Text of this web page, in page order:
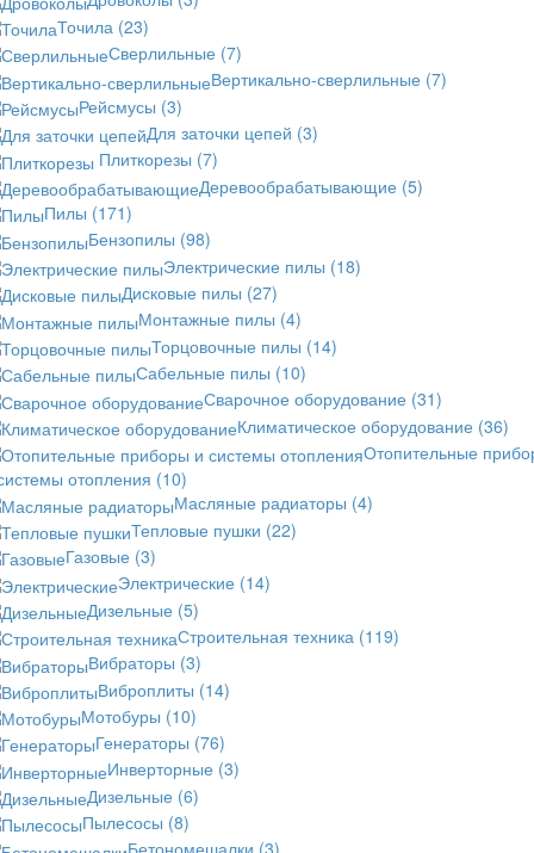
Точила (23)
Сверлильные (7)
Вертикально-сверлильные (7)
Рейсмусы (3)
Для заточки цепей (3)
Плиткорезы (7)
Деревообрабатывающие (5)
Пилы (171)
Бензопилы (98)
Электрические пилы (18)
Дисковые пилы (27)
Монтажные пилы (4)
Торцовочные пилы (14)
Сабельные пилы (10)
Сварочное оборудование (31)
Климатическое оборудование (36)
Отопительные
отопления (10)
Масляные радиаторы (4)
Тепловые пушки (22)
Газовые (3)
Электрические (14)
Дизельные (5)
Строительная техника (119)
Вибраторы (3)
Виброплиты (14)
Мотобуры (10)
Генераторы (76)
Инверторные (3)
Дизельные (6)
Пылесосы (8)